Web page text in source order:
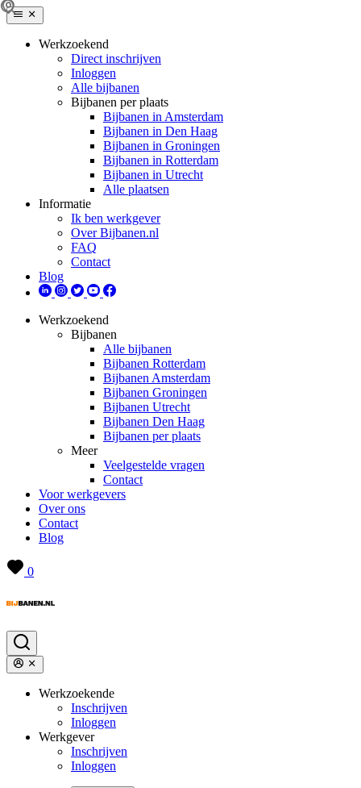
Werkzoekend
Direct inschrijven
Inloggen
Alle bijbanen
Bijbanen per plaats
Bijbanen in Amsterdam
Bijbanen in Den Haag
Bijbanen in Groningen
Bijbanen in Rotterdam
Bijbanen in Utrecht
Alle plaatsen
Informatie
Ik ben werkgever
Over Bijbanen.nl
FAQ
Contact
Blog
Werkzoekend
Bijbanen
Alle bijbanen
Bijbanen Rotterdam
Bijbanen Amsterdam
Bijbanen Groningen
Bijbanen Utrecht
Bijbanen Den Haag
Bijbanen per plaats
Meer
Veelgestelde vragen
Contact
Voor werkgevers
Over ons
Contact
Blog
0
Werkzoekende
Inschrijven
Inloggen
Werkgever
Inschrijven
Inloggen